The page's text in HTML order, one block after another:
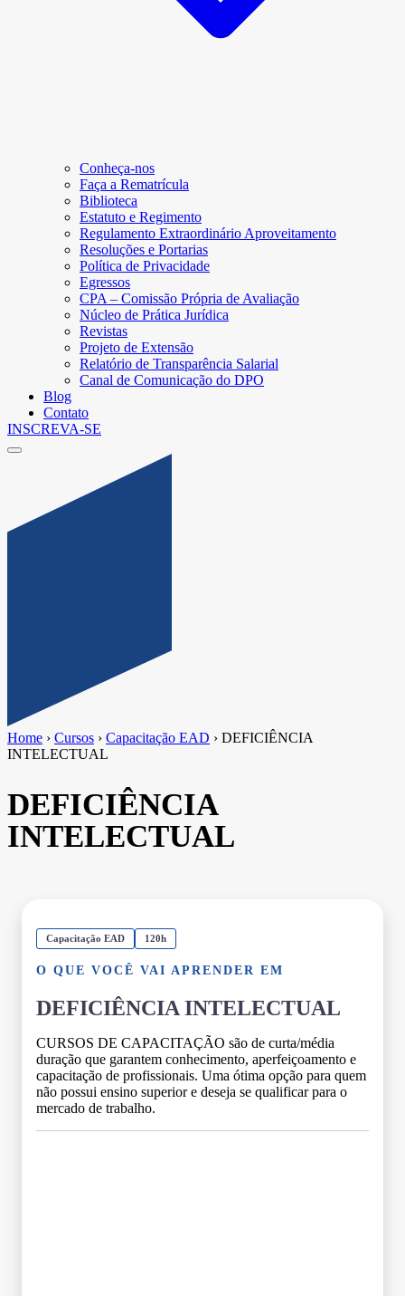
Conheça-nos
Faça a Rematrícula
Biblioteca
Estatuto e Regimento
Regulamento Extraordinário Aproveitamento
Resoluções e Portarias
Política de Privacidade
Egressos
CPA – Comissão Própria de Avaliação
Núcleo de Prática Jurídica
Revistas
Projeto de Extensão
Relatório de Transparência Salarial
Canal de Comunicação do DPO
Blog
Contato
INSCREVA-SE
Home › Cursos › Capacitação EAD › DEFICIÊNCIA
INTELECTUAL
DEFICIÊNCIA
INTELECTUAL
Capacitação EAD 120h
O QUE VOCÊ VAI APRENDER EM
DEFICIÊNCIA INTELECTUAL
CURSOS DE CAPACITAÇÃO são de curta/média
duração que garantem conhecimento, aperfeiçoamento e
capacitação de profissionais. Uma ótima opção para quem
não possui ensino superior e deseja se qualificar para o
mercado de trabalho.